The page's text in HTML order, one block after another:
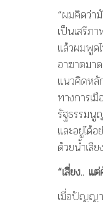
“ผมคิดว่า
เป็นเสรีภ
แล้วผมพูด
อาฆาตมา
แนวคิดหลั
ทางการเ
รัฐธรรมนู
และอยู่ได้
ด้วยน้ำเสี
“เสี่ยง.. แ
เมื่อปัญญ